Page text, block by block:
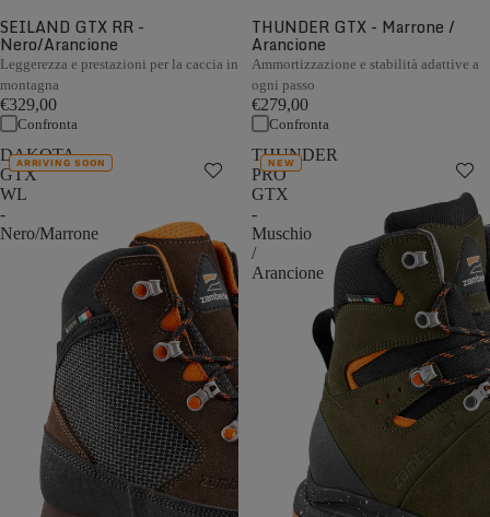
SEILAND GTX RR -
Nero/Arancione
Leggerezza e prestazioni per la caccia in
montagna
€329,00
Confronta
THUNDER GTX - Marrone /
Arancione
Ammortizzazione e stabilità adattive a
ogni passo
€279,00
Confronta
DAKOTA
GTX
WL
-
Nero/Marrone
ARRIVING SOON
THUNDER
PRO
GTX
-
Muschio
/
Arancione
NEW